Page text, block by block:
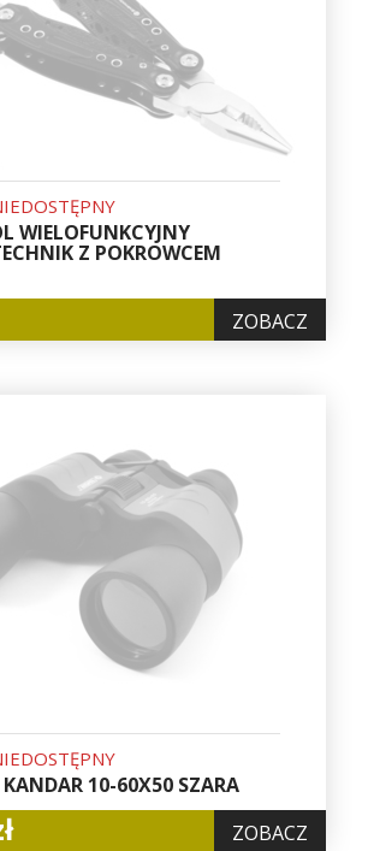
WIELOFUNKCYJNY
Z POKROWCEM
ZOBACZ
10-60X50 SZARA
ZOBACZ